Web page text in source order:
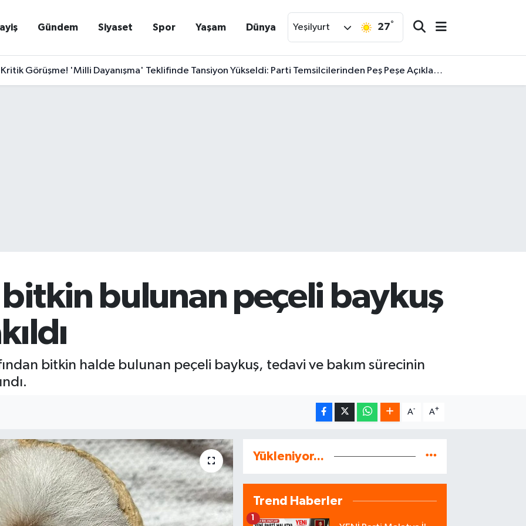
Gündem Siyaset Spor Yaşam Dünya Yeşilyurt 27°
Görüşme! 'Milli Dayanışma' Teklifinde Tansiyon Yükseldi: Parti Temsilcilerinden Peş Peşe Açıklamalar
bitkin bulunan peçeli baykuş
bitkin halde bulunan peçeli baykuş, tedavi ve bakım sürecinin
A- A+
Yükleniyor...
Trend Haberler
1